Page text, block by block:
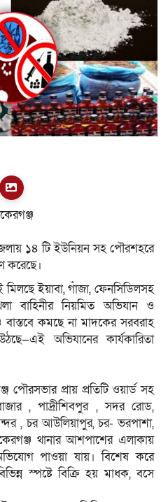
১৪ টি ইউনিয়ন সহ পৌরশহরে
করেছে।
ইয়াবা, গাঁজা, ফেনসিডিলসহ
বাহিনীর নিয়মিত অভিযান ও
কমছে না মাদকের সরবরাহ
অভিযানের কার্যকারিতা
পৌরসভার প্রায় প্রতিটি ওয়ার্ড সহ
, পাদ্রীশিবপুর , সদর রোড,
, চর আউলিয়াপুর, চর- ভরপাশা,
থানার আশপাশের এলাকায়
পাওয়া যায়। বিশেষ করে
স্পষ্টে বিক্রি হয় মাধক, বসে